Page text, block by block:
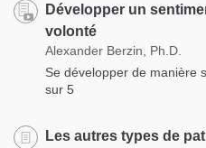
Développer un
volonté
Alexander Berzin, Ph.D.
Se développer de manière
sur 5
Les autres types de